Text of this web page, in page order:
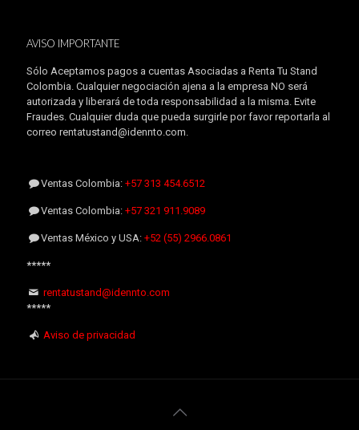
AVISO IMPORTANTE
Sólo Aceptamos pagos a cuentas Asociadas a Renta Tu Stand
Colombia. Cualquier negociación ajena a la empresa NO será
autorizada y liberará de toda responsabilidad a la misma. Evite
Fraudes. Cualquier duda que pueda surgirle por favor reportarla al
correo rentatustand@idennto.com.
Ventas Colombia:+57 313 454.6512
Ventas Colombia:+57 321 911.9089
Ventas México y USA:+52 (55) 2966.0861
*****
rentatustand@idennto.com
*****
Aviso de privacidad